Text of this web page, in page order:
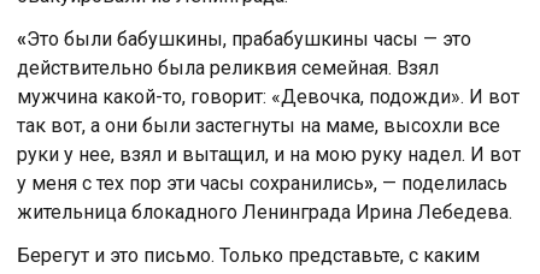
«Это были бабушкины, прабабушкины часы — это
действительно была реликвия семейная. Взял
мужчина какой-то, говорит: «Девочка, подожди». И вот
так вот, а они были застегнуты на маме, высохли все
руки у нее, взял и вытащил, и на мою руку надел. И вот
у меня с тех пор эти часы сохранились», — поделилась
жительница блокадного Ленинграда Ирина Лебедева.
Берегут и это письмо. Только представьте, с каким